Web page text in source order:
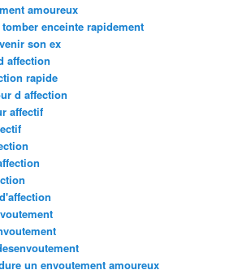
amoureux
enceinte rapidement
son ex
affection
rapide
d affection
affectif
un envoutement amoureux